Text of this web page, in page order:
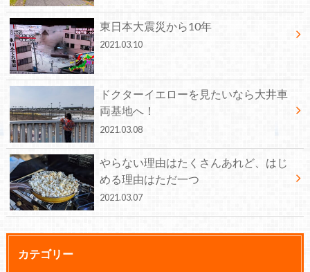
東日本大震災から10年
2021.03.10
ドクターイエローを見たいなら大井車
両基地へ！
2021.03.08
やらない理由はたくさんあれど、はじ
める理由はただ一つ
2021.03.07
カテゴリー